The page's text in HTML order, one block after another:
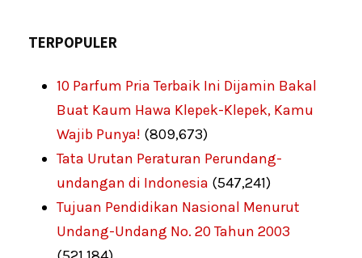
TERPOPULER
10 Parfum Pria Terbaik Ini Dijamin Bakal
Buat Kaum Hawa Klepek-Klepek, Kamu
Wajib Punya! (809,673)
Tata Urutan Peraturan Perundang-
undangan di Indonesia (547,241)
Tujuan Pendidikan Nasional Menurut
Undang-Undang No. 20 Tahun 2003